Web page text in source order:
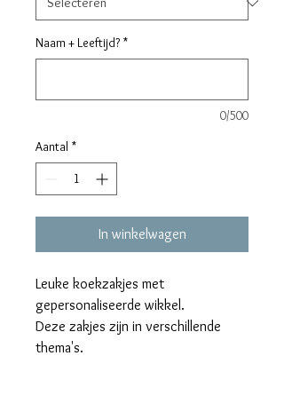
Naam + Leeftijd? *
0/500
Aantal *
In winkelwagen
Leuke koekzakjes met
gepersonaliseerde wikkel.
Deze zakjes zijn in verschillende
thema's.